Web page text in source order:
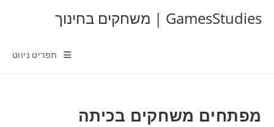
GamesStudies | משחקים בחינוך
תפריט ניווט
מפתחים משחקים בכיתה